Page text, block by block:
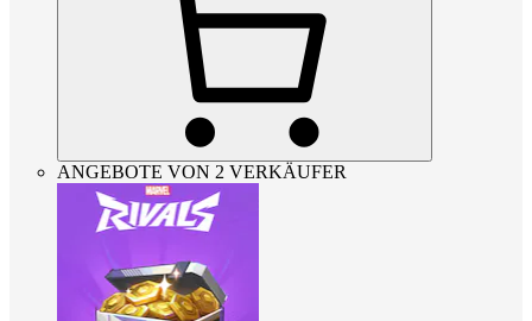
ANGEBOTE VON 2 VERKÄUFER